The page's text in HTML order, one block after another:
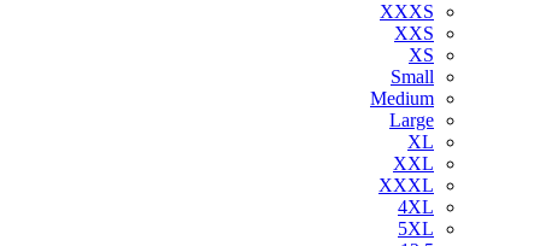
XXXS
XXS
XS
Small
Medium
Large
XL
XXL
XXXL
4XL
5XL